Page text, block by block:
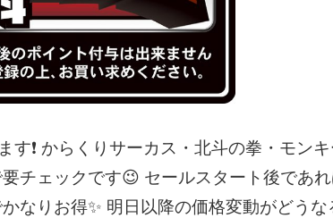
す❗ からくりサーカス・北斗の拳・モンキ
チェックです😉 セールスタート後であ
なりお得✨ 明日以降の価格変動がどうな